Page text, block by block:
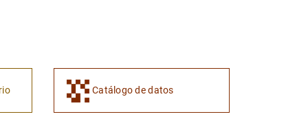
Catálogo de datos